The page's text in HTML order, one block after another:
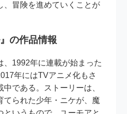
、冒険を進めていくことが
の作品情報
、1992年に連載が始まった
年にはTVアニメ化もさ
である。ストーリーは、
てられた少年・ニケが、魔